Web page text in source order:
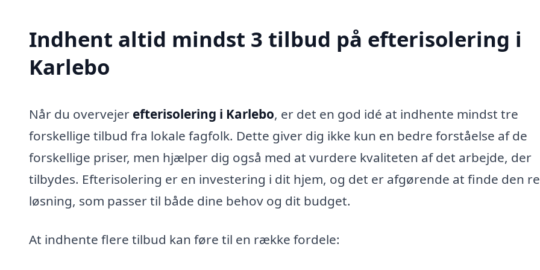
Indhent altid mindst 3 tilbud på efterisolering i
Karlebo
Når du overvejer efterisolering i Karlebo, er det en god idé at indhente mindst tre
forskellige tilbud fra lokale fagfolk. Dette giver dig ikke kun en bedre forståelse af de
forskellige priser, men hjælper dig også med at vurdere kvaliteten af det arbejde, der
tilbydes. Efterisolering er en investering i dit hjem, og det er afgørende at finde den
løsning, som passer til både dine behov og dit budget.
At indhente flere tilbud kan føre til en række fordele: